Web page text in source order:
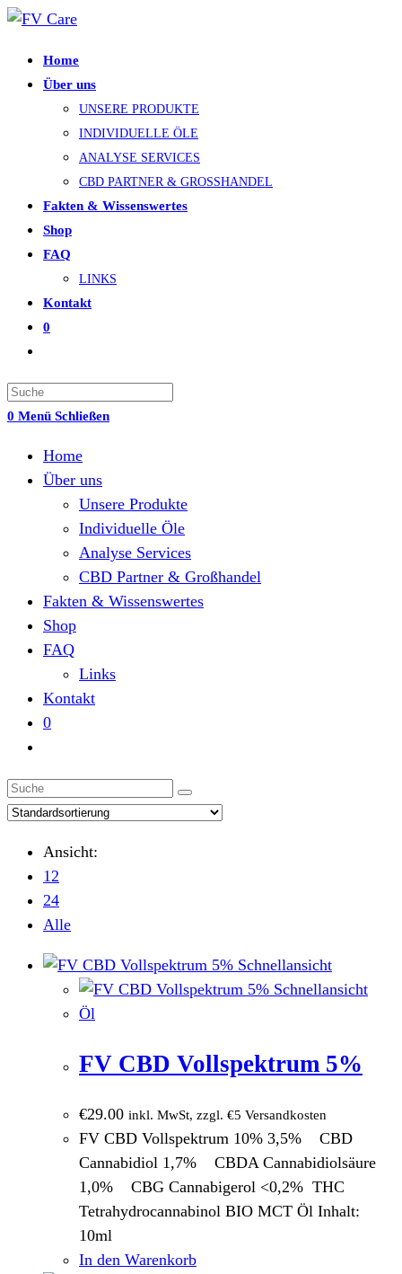
Zum
springenHome
Über uns
UNSERE PRODUKTE
INDIVIDUELLE ÖLE
ANALYSE SERVICES
CBD PARTNER & GROSSHANDEL
Fakten & Wissenswertes
Shop
FAQ
LINKS
Kontakt
0
Search
this
0 Menü Schließen
Home
Über uns
Unsere Produkte
Individuelle Öle
Analyse Services
CBD Partner & Großhandel
Fakten & Wissenswertes
Shop
FAQ
Links
Kontakt
0
Ansicht:
12
24
Alle
Schnellansicht
Schnellansicht
Öl
FV CBD Vollspektrum 5%
€29.00 inkl. MwSt, zzgl. €5 Versandkosten
FV CBD Vollspektrum 10% 3,5% CBD
Cannabidiol 1,7% CBDA Cannabidiolsäure
1,0% CBG Cannabigerol <0,2% THC
Tetrahydrocannabinol BIO MCT Öl Inhalt:
10ml
In den Warenkorb